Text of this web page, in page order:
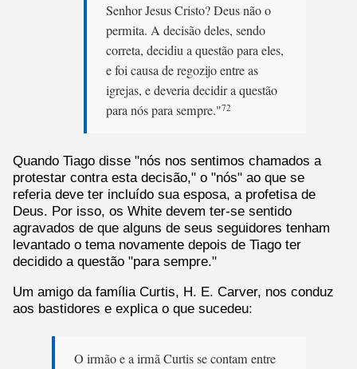
Senhor Jesus Cristo? Deus não o
permita. A decisão deles, sendo
correta, decidiu a questão para eles,
e foi causa de regozijo entre as
igrejas, e deveria decidir a questão
para nós para sempre."72
Quando Tiago disse "nós nos sentimos chamados a
protestar contra esta decisão," o "nós" ao que se
referia deve ter incluído sua esposa, a profetisa de
Deus. Por isso, os White devem ter-se sentido
agravados de que alguns de seus seguidores tenham
levantado o tema novamente depois de Tiago ter
decidido a questão "para sempre."
Um amigo da família Curtis, H. E. Carver, nos conduz
aos bastidores e explica o que sucedeu:
O irmão e a irmã Curtis se contam entre